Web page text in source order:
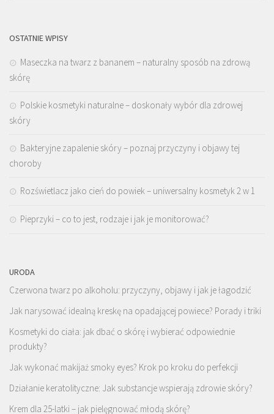
OSTATNIE WPISY
Maseczka na twarz z bananem – naturalny sposób na zdrową
skórę
Polskie kosmetyki naturalne – doskonały wybór dla zdrowej
skóry
Bakteryjne zapalenie skóry – poznaj przyczyny i objawy tej
choroby
Rozświetlacz jako cień do powiek – uniwersalny kosmetyk 2 w 1
Pieprzyki – co to jest, rodzaje i jak je monitorować?
URODA
Czerwona twarz po alkoholu: przyczyny, objawy i jak je łagodzić
Jak narysować idealną kreskę na opadającej powiece? Porady i triki
Kosmetyki do ciała: jak dbać o skórę i wybierać odpowiednie
produkty?
Jak wykonać makijaż smoky eyes? Krok po kroku do perfekcji
Działanie keratolityczne: Jak substancje wspierają zdrowie skóry?
Krem dla 25-latki – jak pielęgnować młodą skórę?